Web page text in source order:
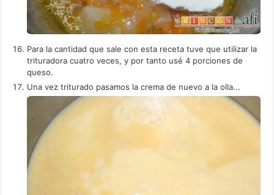
Para la cantidad que sale con esta receta tuve que utilizar la
trituradora cuatro veces, y por tanto usé 4 porciones de
queso.
Una vez triturado pasamos la crema de nuevo a la olla...